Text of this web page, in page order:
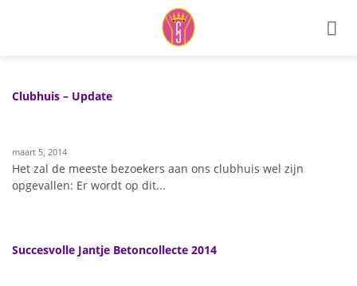
Clubhuis – Update
maart 5, 2014
Het zal de meeste bezoekers aan ons clubhuis wel zijn
opgevallen: Er wordt op dit...
Succesvolle Jantje Betoncollecte 2014